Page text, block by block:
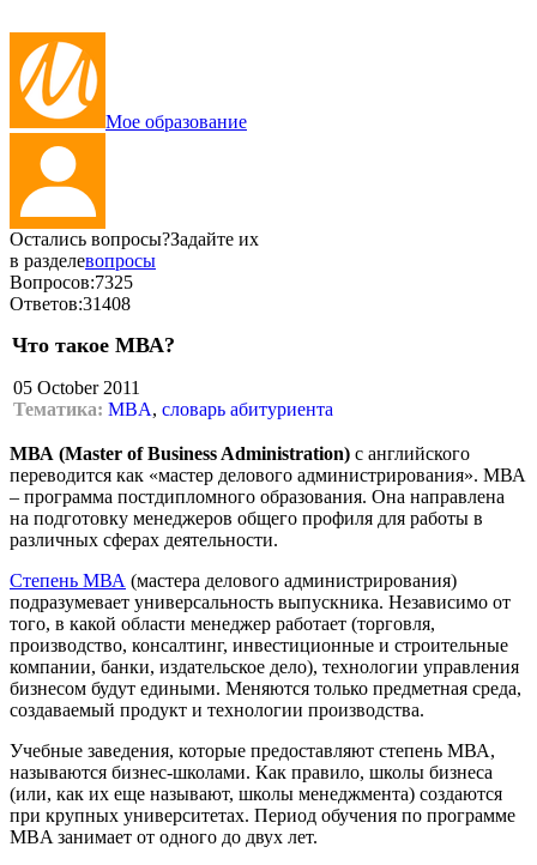
Мое образование
Остались вопросы?Задайте их
в разделевопросы
Вопросов:7325
Ответов:31408
Что такое МВА?
05 October 2011
Тематика: MBA, словарь абитуриента
МВА (Master of Business Administration) с английского
переводится как «мастер делового администрирования». МВА
– программа постдипломного образования. Она направлена
на подготовку менеджеров общего профиля для работы в
различных сферах деятельности.
Степень МВА (мастера делового администрирования)
подразумевает универсальность выпускника. Независимо от
того, в какой области менеджер работает (торговля,
производство, консалтинг, инвестиционные и строительные
компании, банки, издательское дело), технологии управления
бизнесом будут едиными. Меняются только предметная среда,
создаваемый продукт и технологии производства.
Учебные заведения, которые предоставляют степень МВА,
называются бизнес-школами. Как правило, школы бизнеса
(или, как их еще называют, школы менеджмента) создаются
при крупных университетах. Период обучения по программе
MBA занимает от одного до двух лет.